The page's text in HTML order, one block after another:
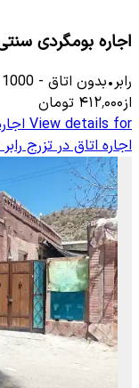
اجاره بومگردی
رابر•بدون اتاق -
1000
از۴۱۲٬۰۰۰ تومان
View details for
اجاره اتاق در تزرج